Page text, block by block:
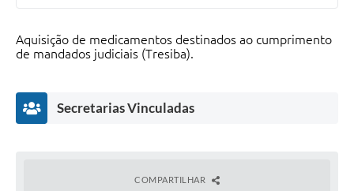
Aquisição de medicamentos destinados ao cumprimento
de mandados judiciais (Tresiba).
Secretarias Vinculadas
COMPARTILHAR